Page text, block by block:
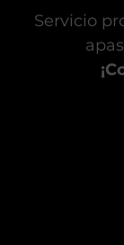
Servicio